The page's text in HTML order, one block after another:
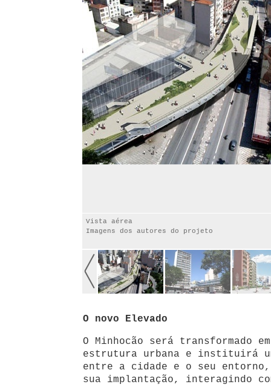
Vista aérea
Imagens dos autores do projeto
O novo Elevado
O Minhocão será transformado
estrutura urbana e instituirá
entre a cidade e o seu
sua implantação, interagindo